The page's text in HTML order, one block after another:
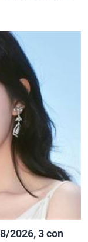
2026, 3 con